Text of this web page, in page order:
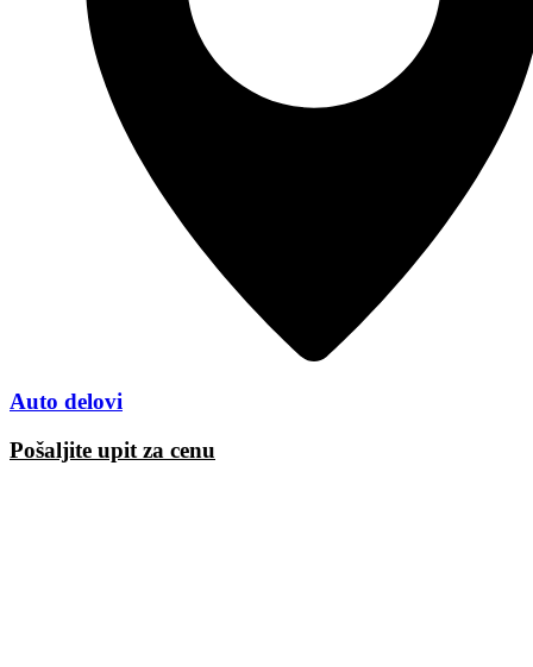
Auto delovi
Pošaljite upit za cenu